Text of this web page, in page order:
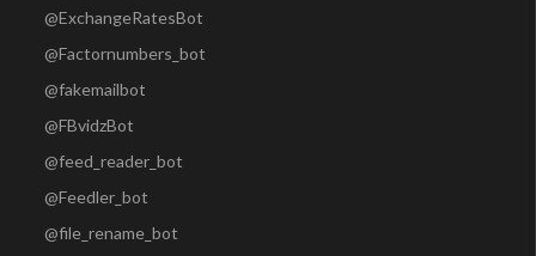
@ExchangeRatesBot
@Factornumbers_bot
@fakemailbot
@FBvidzBot
@feed_reader_bot
@Feedler_bot
@file_rename_bot